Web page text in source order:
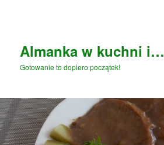
Almanka w kuchni i…
Gotowanie to dopiero początek!